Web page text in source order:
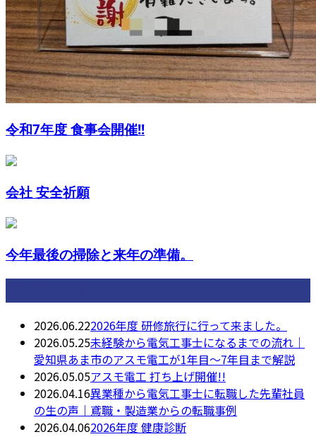
令和7年度 食事会開催!!
会社 安全祈願
今年最後の掃除と来年の準備。
2026.06.222026年度 研修旅行に行って来ました。
2026.05.25未経験から電気工事士になるまでの流れ｜
愛知県あま市のアスモ電工が1年目〜7年目まで解説
2026.05.05アスモ電工 打ち上げ開催!!
2026.04.16異業種から電気工事士に転職した先輩社員
の生の声｜鳶職・製造業からの転職事例
2026.04.062026年度 健康診断